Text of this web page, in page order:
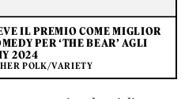
IL PREMIO COME MIGLIOR
PER ‘THE BEAR’ AGLI
2024
POLK/VARIETY